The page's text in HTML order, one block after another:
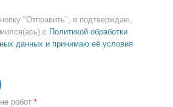
"Отправить", я подтверждаю,
с Политикой обработки
данных и принимаю её условия
робот *